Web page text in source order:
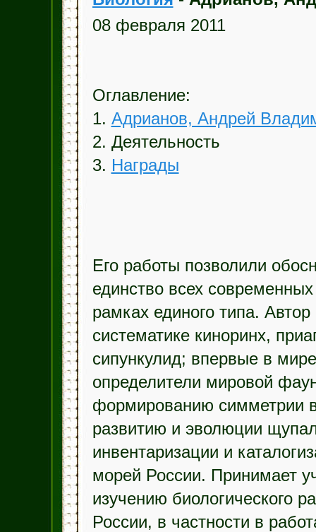
08 февраля 2011
Оглавление:
1. Адрианов, Андрей
2. Деятельность
3. Награды
Его работы позволили
единство всех
рамках единого типа.
систематике киноринх,
сипункулид; впервые в
определители мировой
формированию симметрии
развитию и эволюции
инвентаризации и
морей России. Принимает
изучению биологического
России, в частности в